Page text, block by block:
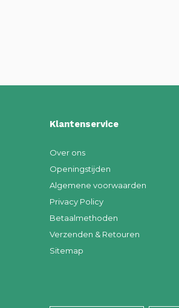
Klantenservice
Over ons
Openingstijden
Algemene voorwaarden
Privacy Policy
Betaalmethoden
Verzenden & Retouren
Sitemap